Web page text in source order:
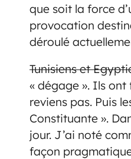
que soit la force
provocation
déroulé
Tunisiens et
« dégage ». Ils
reviens pas. Puis
Constituante ».
jour. J’ai noté
façon